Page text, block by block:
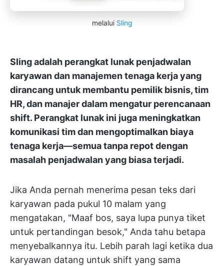
melalui Sling
Sling adalah perangkat lunak penjadwalan
karyawan dan manajemen tenaga kerja yang
dirancang untuk membantu pemilik bisnis, tim
HR, dan manajer dalam mengatur perencanaan
shift. Perangkat lunak ini juga meningkatkan
komunikasi tim dan mengoptimalkan biaya
tenaga kerja—semua tanpa repot dengan
masalah penjadwalan yang biasa terjadi.
Jika Anda pernah menerima pesan teks dari
karyawan pada pukul 10 malam yang
mengatakan, "Maaf bos, saya lupa punya tiket
untuk pertandingan besok," Anda tahu betapa
menyebalkannya itu. Lebih parah lagi ketika dua
karyawan datang untuk shift yang sama